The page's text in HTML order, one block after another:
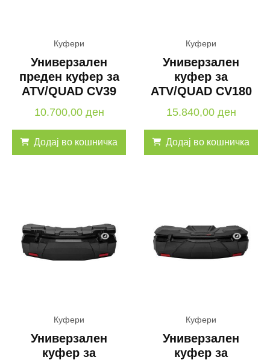
Куфери
Универзален
преден куфер за
ATV/QUAD CV39
10.700,00 ден
Додај во кошничка
Куфери
Универзален
куфер за
ATV/QUAD CV180
15.840,00 ден
Додај во кошничка
Куфери
Универзален
куфер за
Куфери
Универзален
куфер за